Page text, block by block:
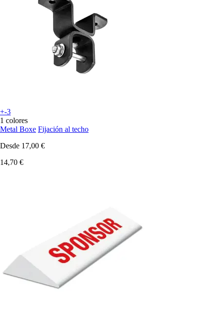
+-3
1 colores
Metal Boxe Fijación al techo
Desde 17,00 €
14,70 €